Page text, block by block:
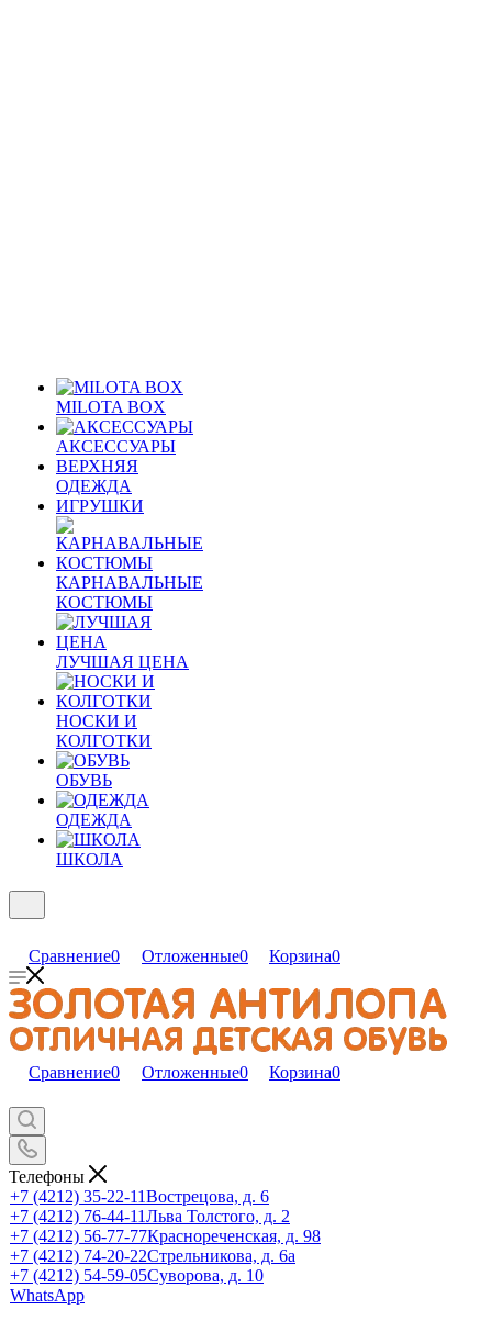
MILOTA BOX
АКСЕССУАРЫ
ВЕРХНЯЯ
ОДЕЖДА
ИГРУШКИ
КАРНАВАЛЬНЫЕ
КОСТЮМЫ
ЛУЧШАЯ ЦЕНА
НОСКИ И
КОЛГОТКИ
ОБУВЬ
ОДЕЖДА
ШКОЛА
Сравнение0 Отложенные0 Корзина0
Сравнение0 Отложенные0 Корзина0
Телефоны
+7 (4212) 35-22-11Вострецова, д. 6
+7 (4212) 76-44-11Льва Толстого, д. 2
+7 (4212) 56-77-77Краснореченская, д. 98
+7 (4212) 74-20-22Стрельникова, д. 6а
+7 (4212) 54-59-05Суворова, д. 10
WhatsApp